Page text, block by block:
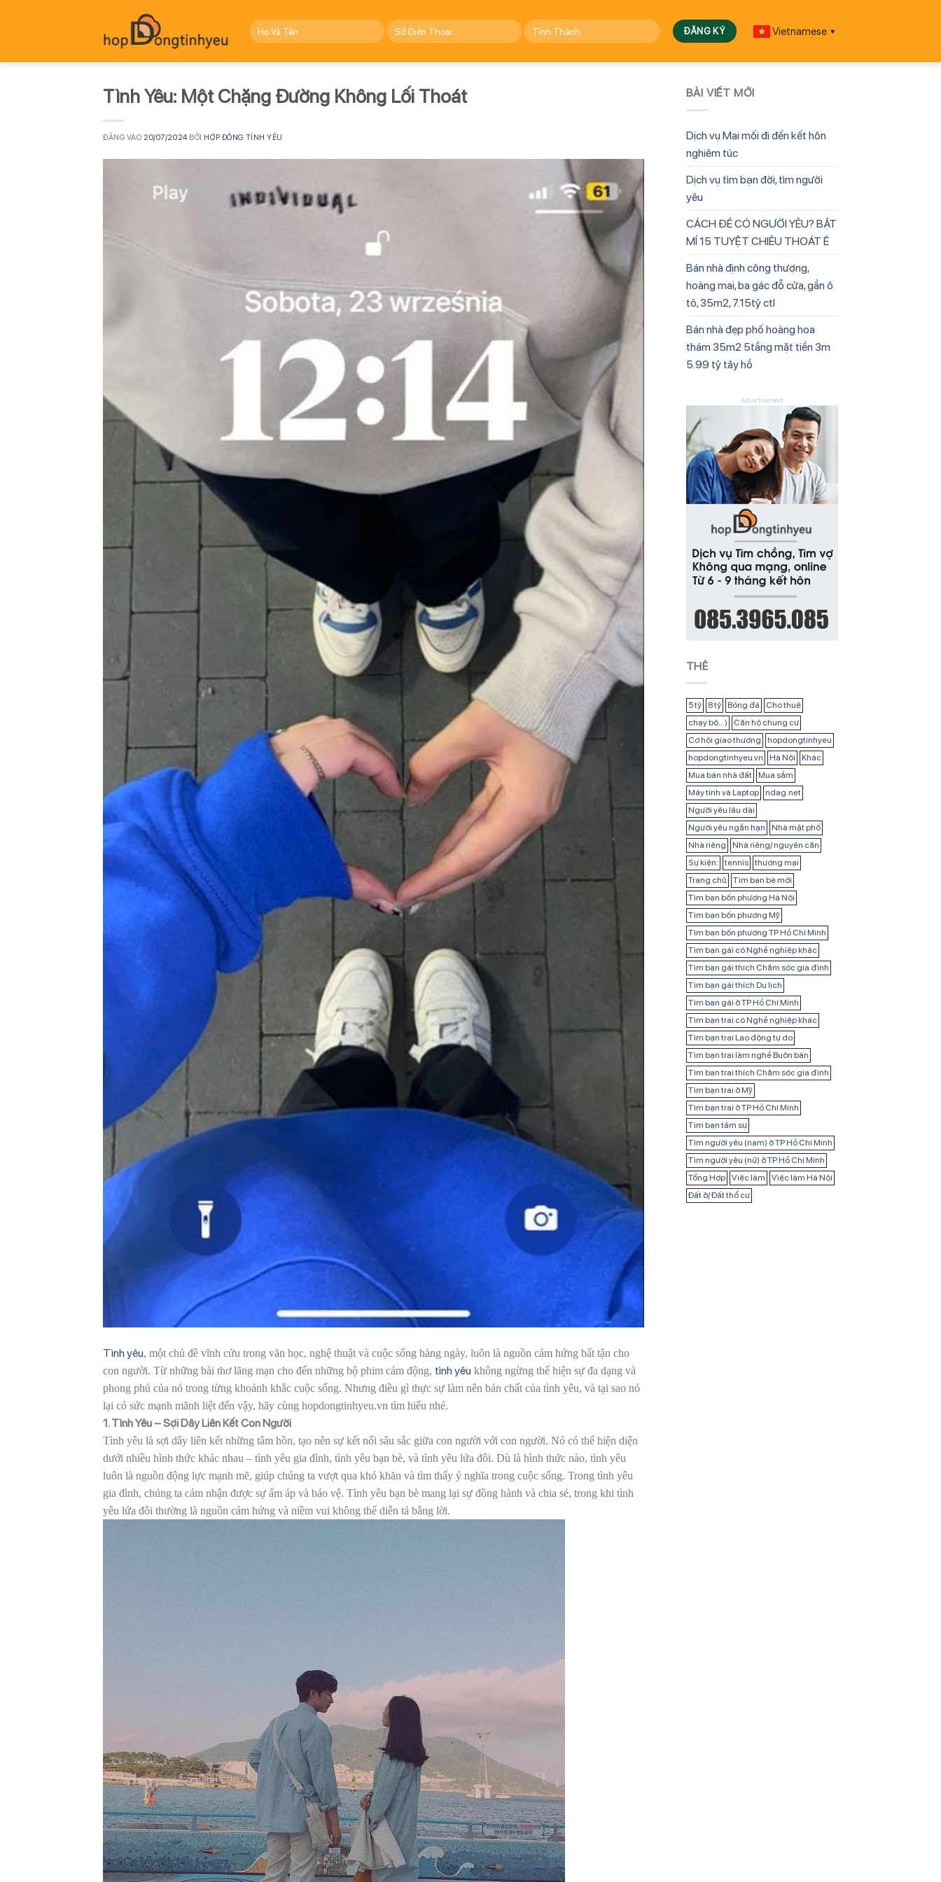
dung
Vietnamese ▼
Tình Yêu: Một Chặng Đường Không Lối Thoát
ĐĂNG VÀO 20/07/2024 BỞI HỢP ĐỒNG TÌNH YÊU
Tình yêu, một chủ đề vĩnh cửu trong văn học, nghệ thuật và cuộc sống hàng ngày, luôn là nguồn cảm hứng bất tận cho
con người. Từ những bài thơ lãng mạn cho đến những bộ phim cảm động, tình yêu không ngừng thể hiện sự đa dạng và
phong phú của nó trong từng khoảnh khắc cuộc sống. Nhưng điều gì thực sự làm nên bản chất của tình yêu, và tại sao nó
lại có sức mạnh mãnh liệt đến vậy, hãy cùng hopdongtinhyeu.vn tìm hiểu nhé.
1. Tình Yêu – Sợi Dây Liên Kết Con Người
Tình yêu là sợi dây liên kết những tâm hồn, tạo nên sự kết nối sâu sắc giữa con người với con người. Nó có thể hiện diện
dưới nhiều hình thức khác nhau – tình yêu gia đình, tình yêu bạn bè, và tình yêu lứa đôi. Dù là hình thức nào, tình yêu
luôn là nguồn động lực mạnh mẽ, giúp chúng ta vượt qua khó khăn và tìm thấy ý nghĩa trong cuộc sống. Trong tình yêu
gia đình, chúng ta cảm nhận được sự ấm áp và bảo vệ. Tình yêu bạn bè mang lại sự đồng hành và chia sẻ, trong khi tình
yêu lứa đôi thường là nguồn cảm hứng và niềm vui không thể diễn tả bằng lời.
BÀI VIẾT MỚI
Dịch vụ Mai mối đi đến kết hôn
nghiêm túc
Dịch vụ tìm bạn đời, tìm người
yêu
CÁCH ĐỂ CÓ NGƯỜI YÊU? BẬT
MÍ 15 TUYỆT CHIÊU THOÁT Ế
Bán nhà định công thượng,
hoàng mai, ba gác đỗ cửa, gần ô
tô, 35m2, 7.15tỷ ctl
Bán nhà đẹp phố hoàng hoa
thám 35m2 5tầng mặt tiền 3m
5.99 tỷ tây hồ
Advertisement
THẺ
5 tỷ 8 tỷ Bóng đá
Cho thuê
chạy bộ...)
Căn hộ chung cư
Cơ hội giao thương
hopdongtinhyeu
hopdongtinhyeu.vn
Hà Nội
Khác
Mua bán nhà đất
Mua sắm
Máy tính và Laptop
ndag.net
Người yêu lâu dài
Người yêu ngắn hạn
Nhà mặt phố
Nhà riêng
Nhà riêng/ nguyên căn
Sự kiện:
tennis
thương mại
Trang chủ
Tìm bạn bè mới
Tìm bạn bốn phương Hà Nội
Tìm bạn bốn phương Mỹ
Tìm bạn bốn phương TP Hồ Chí Minh
Tìm bạn gái có Nghề nghiệp khác
Tìm bạn gái thích Chăm sóc gia đình
Tìm bạn gái thích Du lịch
Tìm bạn gái ở TP Hồ Chí Minh
Tìm bạn trai có Nghề nghiệp khác
Tìm bạn trai Lao động tự do
Tìm bạn trai làm nghề Buôn bán
Tìm bạn trai thích Chăm sóc gia đình
Tìm bạn trai ở Mỹ
Tìm bạn trai ở TP Hồ Chí Minh
Tìm bạn tâm sự
Tìm người yêu (nam) ở TP Hồ Chí Minh
Tìm người yêu (nữ) ở TP Hồ Chí Minh
Tổng Hợp
Việc làm
Việc làm Hà Nội
Đất ở/ Đất thổ cư